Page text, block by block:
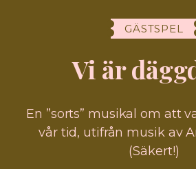
GÄSTSPEL
Vi är
En ”sorts” musikal om att
vår tid, utifrån musik av
(Säkert!)